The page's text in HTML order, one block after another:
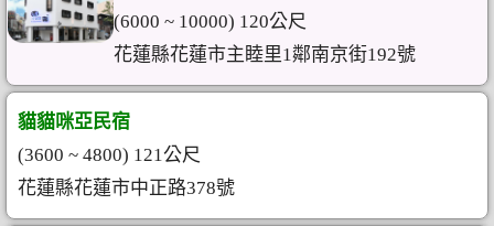
(6000 ~ 10000) 120公尺
花蓮縣花蓮市主睦里1鄰南京街192號
貓貓咪亞民宿
(3600 ~ 4800) 121公尺
花蓮縣花蓮市中正路378號